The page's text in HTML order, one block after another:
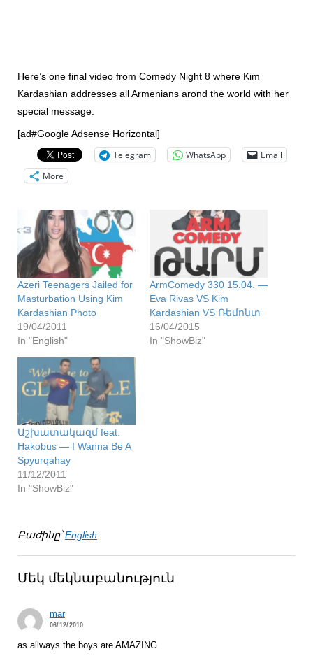
Here’s one final video from Comedy Night 8 where Kim
Kardashian addresses all Armenians arond the world with her
special message.
[ad#Google Adsense Horizontal]
Telegram WhatsApp
Email
More
Azeri Teenagers Jailed for
Masturbation Using Kim
Kardashian Photo
19/04/2011
In "English"
ArmComedy 330 15.04. —
Eva Rivas VS Kim
Kardashian VS Ռեմոնտ
16/04/2015
In "ShowBiz"
Աշխատակազմ feat.
Hakobus — I Wanna Be A
Spyurqahay
11/12/2011
In "ShowBiz"
Բաժինը՝English
Մեկ մեկնաբանություն
mar
06/12/2010
as allways the boys are AMAZING